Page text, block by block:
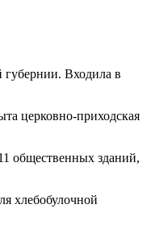
губернии. Входила в
церковно-приходская
общественных зданий,
хлебобулочной